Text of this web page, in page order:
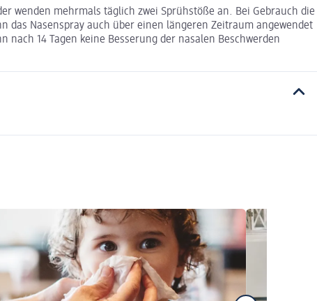
wenden mehrmals täglich zwei Sprühstöße an. Bei Gebrauch die
das Nasenspray auch über einen längeren Zeitraum angewendet
14 Tagen keine Besserung der nasalen Beschwerden